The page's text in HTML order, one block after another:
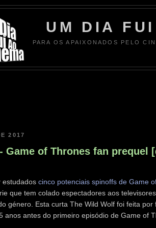
UM DIA
PARA OS APAIXONADOS PELO
2017
Game of Thrones fan prequel
estudados cinco potenciais spinoffs de Game
que tem colado espectadores aos
género. Esta curta The Wild Wolf foi feita por
anos antes do primeiro episódio de Game of